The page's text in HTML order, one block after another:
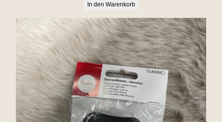
In den Warenkorb